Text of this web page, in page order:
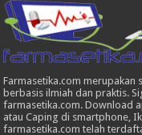
Farmasetika.com
berbasis ilmiah dan praktis.
farmasetika.com. Download
atau Caping di smartphone,
farmasetika.com telah